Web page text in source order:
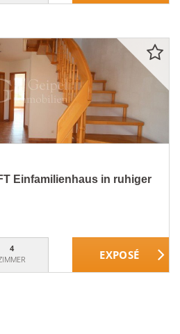
Einfamilienhaus in ruhiger
4